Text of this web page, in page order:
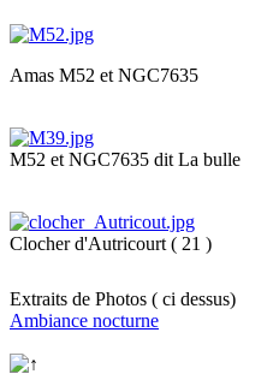
Amas M52 et NGC7635
M52 et NGC7635 dit La bulle
Clocher d'Autricourt ( 21 )
Extraits de Photos ( ci dessus)
Ambiance nocturne